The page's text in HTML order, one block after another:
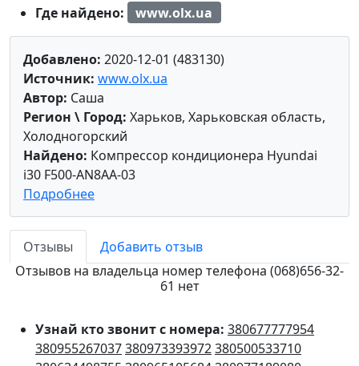
Где найдено:
www.olx.ua
Добавлено: 2020-12-01 (483130)
Источник: www.olx.ua
Автор: Саша
Регион \ Город: Харьков, Харьковская область,
Холодногорский
Найдено: Компрессор кондиционера Hyundai
i30 F500-AN8AA-03
Подробнее
Отзывы
Добавить отзыв
Отзывов на владельца номер телефона (068)656-32-
61 нет
Узнай кто звонит с номера: 380677777954
380955267037380973393972380500533710